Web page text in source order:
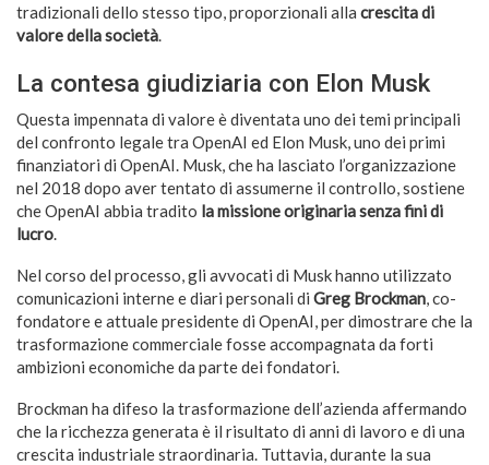
tradizionali dello stesso tipo, proporzionali alla crescita di
valore della società
La contesa giudiziaria con Elon Musk
Questa impennata di valore è diventata uno dei temi principali
del confronto legale tra OpenAI ed Elon Musk, uno dei primi
finanziatori di OpenAI. Musk, che ha lasciato l’organizzazione
nel 2018 dopo aver tentato di assumerne il controllo, sostiene
che OpenAI abbia tradito la missione originaria senza fini di
lucro
Nel corso del processo, gli avvocati di Musk hanno utilizzato
comunicazioni interne e diari personali di Greg Brockman , co-
fondatore e attuale presidente di OpenAI, per dimostrare che la
trasformazione commerciale fosse accompagnata da forti
ambizioni economiche da parte dei fondatori.
Brockman ha difeso la trasformazione dell’azienda affermando
che la ricchezza generata è il risultato di anni di lavoro e di una
crescita industriale straordinaria. Tuttavia, durante la sua